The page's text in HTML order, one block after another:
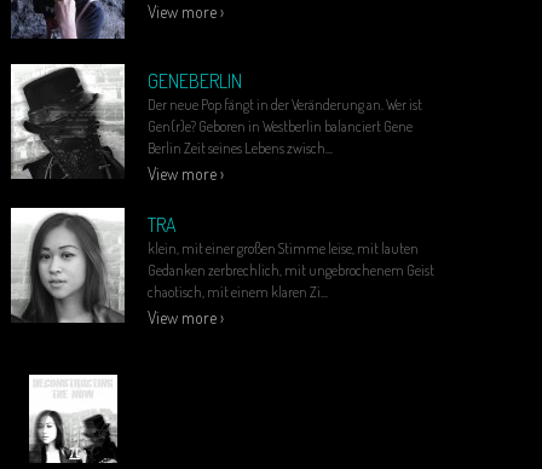
View more ›
GENEBERLIN
Der neue Pop fängt in der Veränderung an. Wer ist
Gen(r)e? Geboren in Westberlin balanciert Gene
Berlin Zeit seines Lebens zwisch...
View more ›
TRA
klein, mit einer großen Stimme leise, mit lauten
Gedanken zerbrechlich, mit ungebrochenem Geist
chaotisch, mit einem klaren Zi...
View more ›